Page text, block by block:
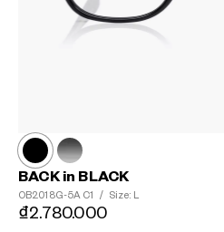
BACK in BLACK
OB2018G-5A C1 / Size: L
₫2.780.000